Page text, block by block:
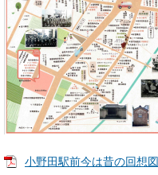
小野田駅前今は昔の回想